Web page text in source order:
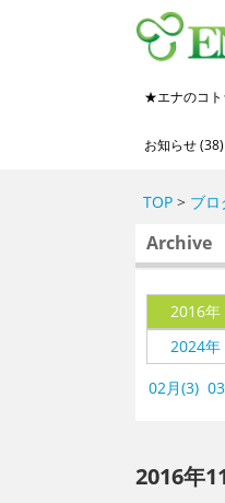
★エナのコ
お知らせ (38)
TOP > ブロ
Archive
2016年
2024年
02月(3)
2016年